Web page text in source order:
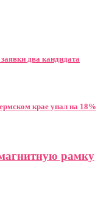
два кандидата
крае упал на 18%
рамку